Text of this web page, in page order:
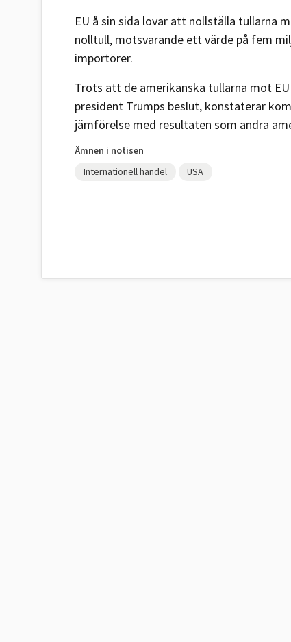
EU å sin sida lovar att nollställa tullarna
nolltull, motsvarande ett värde på fem
importörer.
Trots att de amerikanska tullarna mot
president Trumps beslut, konstaterar
jämförelse med resultaten som andra
Ämnen i notisen
Internationell handel
USA